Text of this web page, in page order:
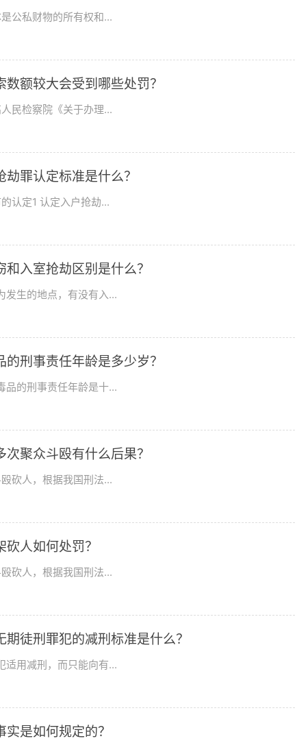
公私财物的所有权和...
额较大会受到哪些处罚？
民检察院《关于办理...
罪认定标准是什么？
认定1 认定入户抢劫...
入室抢劫区别是什么？
发生的地点，有没有入...
刑事责任年龄是多少岁？
品的刑事责任年龄是十...
聚众斗殴有什么后果？
砍人，根据我国刑法...
人如何处罚？
砍人，根据我国刑法...
徒刑罪犯的减刑标准是什么？
适用减刑，而只能向有...
是如何规定的？